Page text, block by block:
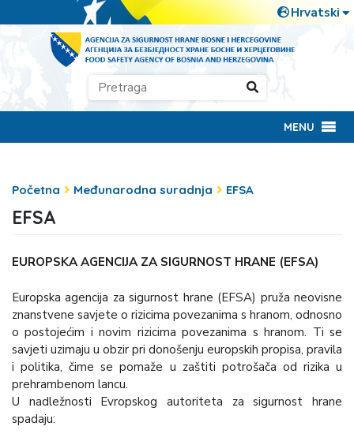
MENU
Početna Međunarodna suradnja EFSA
EFSA
EUROPSKA AGENCIJA ZA SIGURNOST HRANE (EFSA)
Europska agencija za sigurnost hrane (EFSA) pruža neovisne
znanstvene savjete o rizicima povezanima s hranom, odnosno
o postojećim i novim rizicima povezanima s hranom. Ti se
savjeti uzimaju u obzir pri donošenju europskih propisa, pravila
i politika, čime se pomaže u zaštiti potrošača od rizika u
prehrambenom lancu.
U nadležnosti Evropskog autoriteta za sigurnost hrane
spadaju: